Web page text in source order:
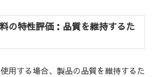
の特性評価：品質を維持するた
用する場合、製品の品質を維持するた